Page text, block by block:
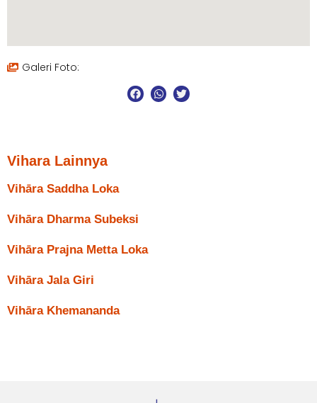
Galeri Foto:
Vihara Lainnya
Vihāra Saddha Loka
Vihāra Dharma Subeksi
Vihāra Prajna Metta Loka
Vihāra Jala Giri
Vihāra Khemananda